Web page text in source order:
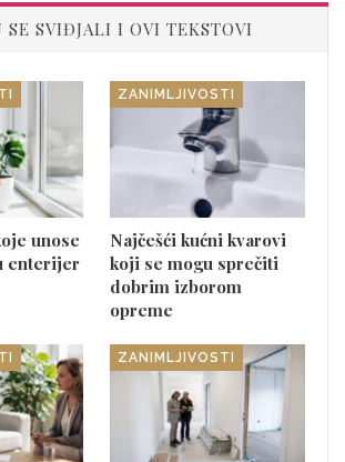
SE SVIĐJALI I OVI TEKSTOVI
unose
enterijer
ZANIMLJIVOSTI
Najčešći kućni kvarovi
koji se mogu sprečiti
dobrim izborom
opreme
ZANIMLJIVOSTI